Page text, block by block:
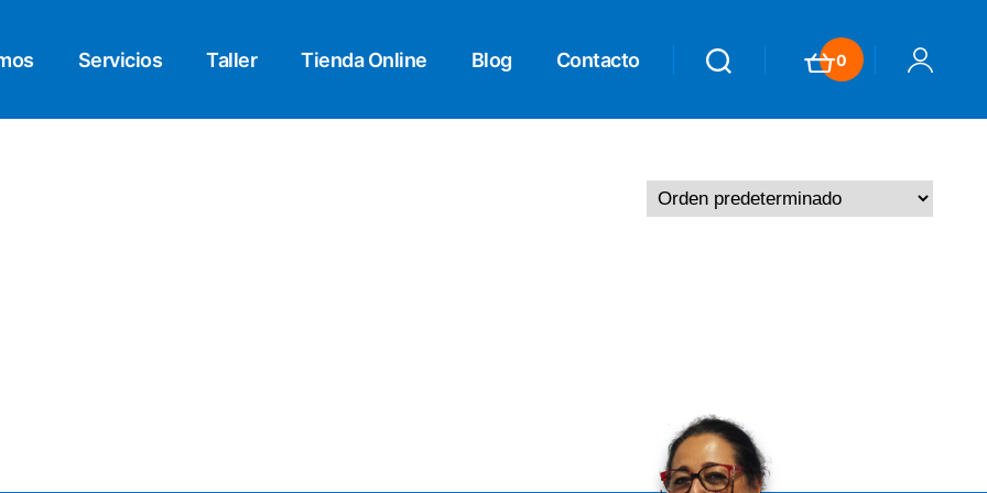
Servicios Taller Tienda Online Blog Contacto Search
0